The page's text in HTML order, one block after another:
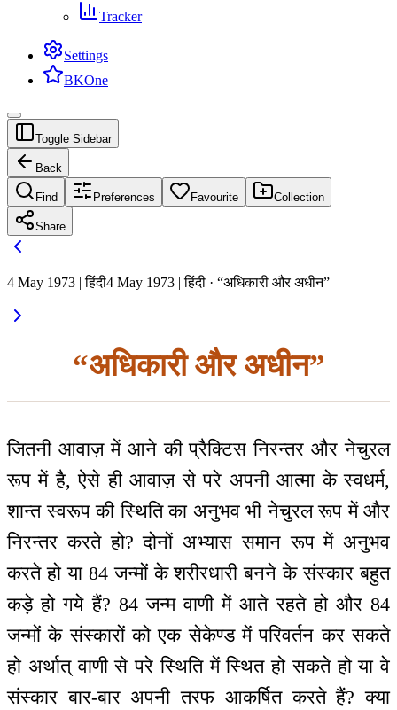
Tracker
Settings
BKOne
Toggle Sidebar
Back
Find Preferences Favourite Collection
Share
4 May 1973 | हिंदी4 May 1973 | हिंदी · “अधिकारी और अधीन”
“अधिकारी और अधीन”
जितनी आवाज़ में आने की प्रैक्टिस निरन्तर और नेचुरल
रूप में है, ऐसे ही आवाज़ से परे अपनी आत्मा के स्वधर्म,
शान्त स्वरूप की स्थिति का अनुभव भी नेचुरल रूप में और
निरन्तर करते हो? दोनों अभ्यास समान रूप में अनुभव
करते हो या 84 जन्मों के शरीरधारी बनने के संस्कार बहुत
कड़े हो गये हैं? 84 जन्म वाणी में आते रहते हो और 84
जन्मों के संस्कारों को एक सेकेण्ड में परिवर्तन कर सकते
हो अर्थात् वाणी से परे स्थिति में स्थित हो सकते हो या वे
संस्कार बार-बार अपनी तरफ आकर्षित करते हैं? क्या